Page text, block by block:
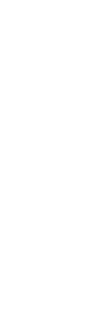
€
sont
dont 86
pour
/ an. Prix :
(dont 7 000